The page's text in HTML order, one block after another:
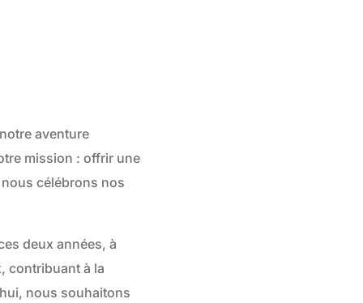
aventure
mission : offrir une
célébrons nos
deux années, à
contribuant à la
nous souhaitons